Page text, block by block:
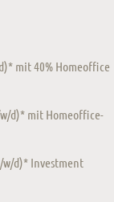
mit 40% Homeoffice
d)* mit Homeoffice-
w/d)* Investment